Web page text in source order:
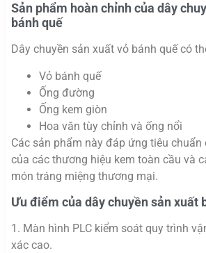
Sản phẩm hoàn chỉnh của dây
bánh quế
Dây chuyền sản xuất vỏ bánh quế có
Vỏ bánh quế
Ống đường
Ống kem giòn
Hoa văn tùy chỉnh và ống nổi
Các sản phẩm này đáp ứng tiêu
của các thương hiệu kem toàn cầu và
món tráng miệng thương mại.
Ưu điểm của dây chuyền sản xuất
1. Màn hình PLC kiểm soát quy trình
xác cao.